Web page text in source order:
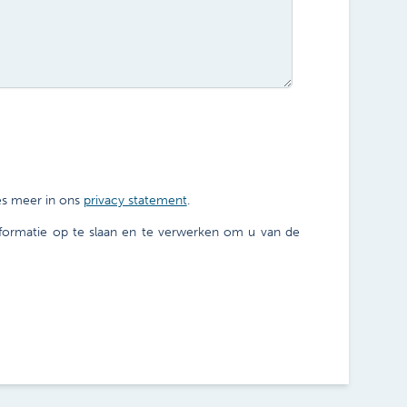
meer in ons privacy statement.
op te slaan en te verwerken om u van de